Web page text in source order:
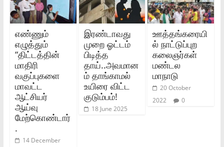
எண்ணும்
எழுத்தும்
“திட்டத்தின்
மாதிரி
வகுப்புகளை
மாவட்ட
ஆட்சியர்
ஆய்வு
மேற்கொண்டார்
.
14 December
இரண்டாவது
முறை ஓட்டம்
பிடித்த
தாய்..அவமான
ம் தாங்காமல்
உயிரை விட்ட
குடும்பம்!
18 June 2025
ஊத்தங்கரையி
ல் நாட்டுப்புற
கலைஞர்கள்
மண்டல
மாநாடு
20 October
2022
0